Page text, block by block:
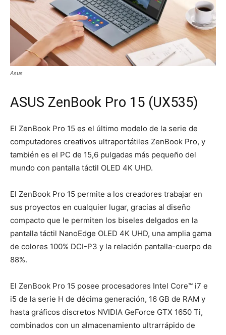
Asus
ASUS ZenBook Pro 15 (UX535)
El ZenBook Pro 15 es el último modelo de la serie de
computadores creativos ultraportátiles ZenBook Pro, y
también es el PC de 15,6 pulgadas más pequeño del
mundo con pantalla táctil OLED 4K UHD.
El ZenBook Pro 15 permite a los creadores trabajar en
sus proyectos en cualquier lugar, gracias al diseño
compacto que le permiten los biseles delgados en la
pantalla táctil NanoEdge OLED 4K UHD, una amplia gama
de colores 100% DCI-P3 y la relación pantalla-cuerpo de
88%.
El ZenBook Pro 15 posee procesadores Intel Core™ i7 e
i5 de la serie H de décima generación, 16 GB de RAM y
hasta gráficos discretos NVIDIA GeForce GTX 1650 Ti,
combinados con un almacenamiento ultrarrápido de